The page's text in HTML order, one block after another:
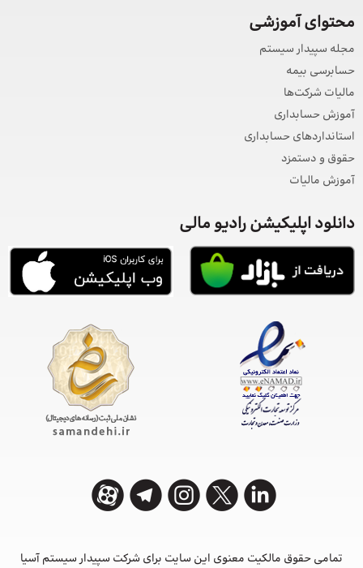
محتوای آموزشی
مجله سپیدار سیستم
حسابرسی بیمه
مالیات شرکت‌ها
آموزش حسابداری
استانداردهای حسابداری
حقوق و دستمزد
آموزش مالیات
دانلود اپلیکیشن رادیو مالی
تمامی حقوق مالکیت معنوی این ‌سایت برای شرکت سپیدار سیستم آسیا